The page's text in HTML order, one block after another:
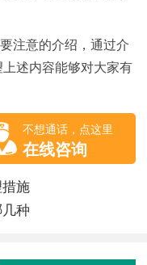
注意的介绍，通过介
述内容能够对大家有
不想通话，点这里
在线咨询
施
种